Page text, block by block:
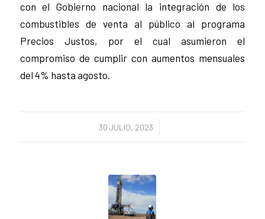
con el Gobierno nacional la integración de los
combustibles de venta al público al programa
Precios Justos, por el cual asumieron el
compromiso de cumplir con aumentos mensuales
del 4% hasta agosto.
30 JULIO, 2023
/